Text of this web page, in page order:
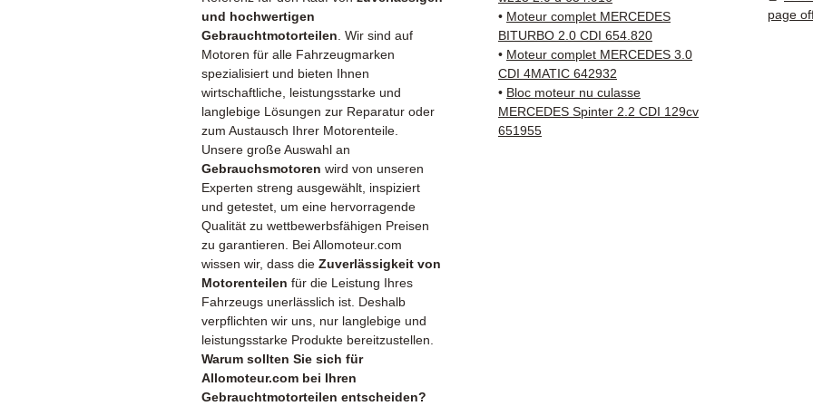
und
und hochwertigen
Gebrauchtmotorteilen . Wir sind auf
Motoren für alle Fahrzeugmarken
spezialisiert und bieten Ihnen
wirtschaftliche, leistungsstarke und
langlebige Lösungen zur Reparatur oder
zum Austausch Ihrer Motorenteile.
Unsere große Auswahl an
Gebrauchsmotoren wird von unseren
Experten streng ausgewählt, inspiziert
und getestet, um eine hervorragende
Qualität zu wettbewerbsfähigen Preisen
zu garantieren. Bei Allomoteur.com
wissen wir, dass die Zuverlässigkeit von
Motorenteilen für die Leistung Ihres
Fahrzeugs unerlässlich ist. Deshalb
verpflichten wir uns, nur langlebige und
leistungsstarke Produkte bereitzustellen.
Warum sollten Sie sich für
Allomoteur.com bei Ihren
Gebrauchtmotorteilen entscheiden?
• Moteur complet MERCEDES
BITURBO 2.0 CDI 654.820
• Moteur complet MERCEDES 3.0
CDI 4MATIC 642932
• Bloc moteur nu culasse
MERCEDES Spinter 2.2 CDI 129cv
651955
page